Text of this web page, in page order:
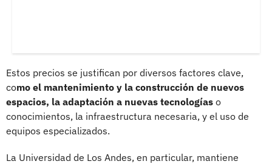
Estos precios se justifican por diversos factores clave,
como el mantenimiento y la construcción de nuevos
espacios, la adaptación a nuevas tecnologías o
conocimientos, la infraestructura necesaria, y el uso de
equipos especializados.
La Universidad de Los Andes, en particular, mantiene